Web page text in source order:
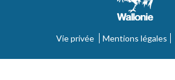
Vie privée Mentions légales